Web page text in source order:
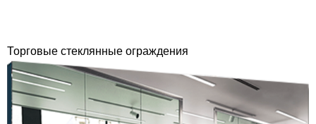
Торговые стеклянные ограждения